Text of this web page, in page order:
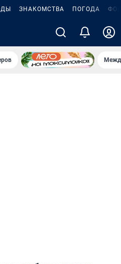
ЗНАКОМСТВА ПОГОДА